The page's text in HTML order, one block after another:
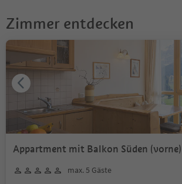
Zimmer entdecken
Appartment mit Balkon Süden (vorne)
max. 5 Gäste